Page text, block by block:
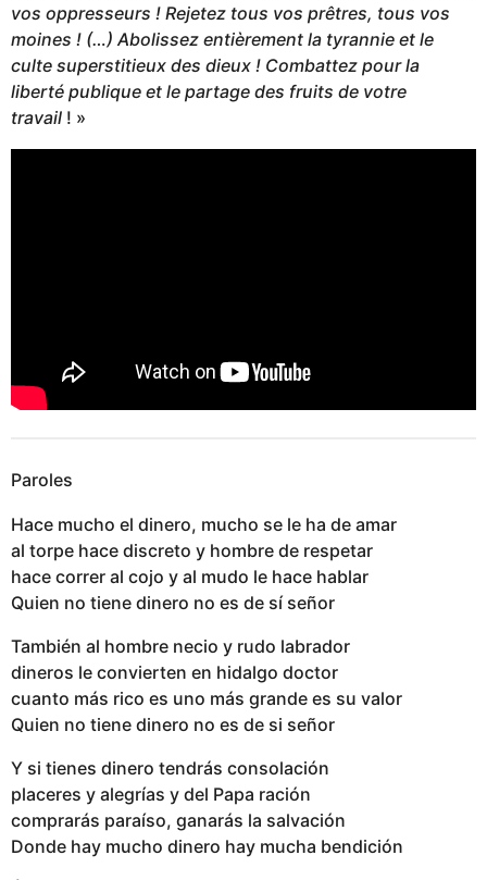
vos oppresseurs ! Rejetez tous vos prêtres, tous vos
moines ! (…) Abolissez entièrement la tyrannie et le
culte superstitieux des dieux ! Combattez pour la
liberté publique et le partage des fruits de votre
travail ! »
Paroles
Hace mucho el dinero, mucho se le ha de amar
al torpe hace discreto y hombre de respetar
hace correr al cojo y al mudo le hace hablar
Quien no tiene dinero no es de sí señor
También al hombre necio y rudo labrador
dineros le convierten en hidalgo doctor
cuanto más rico es uno más grande es su valor
Quien no tiene dinero no es de si señor
Y si tienes dinero tendrás consolación
placeres y alegrías y del Papa ración
comprarás paraíso, ganarás la salvación
Donde hay mucho dinero hay mucha bendición